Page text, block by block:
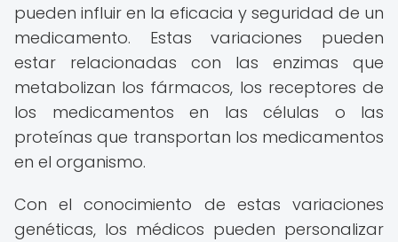
pueden influir en la eficacia y seguridad de un
medicamento. Estas variaciones pueden
estar relacionadas con las enzimas que
metabolizan los fármacos, los receptores de
los medicamentos en las células o las
proteínas que transportan los medicamentos
en el organismo.
Con el conocimiento de estas variaciones
genéticas, los médicos pueden personalizar